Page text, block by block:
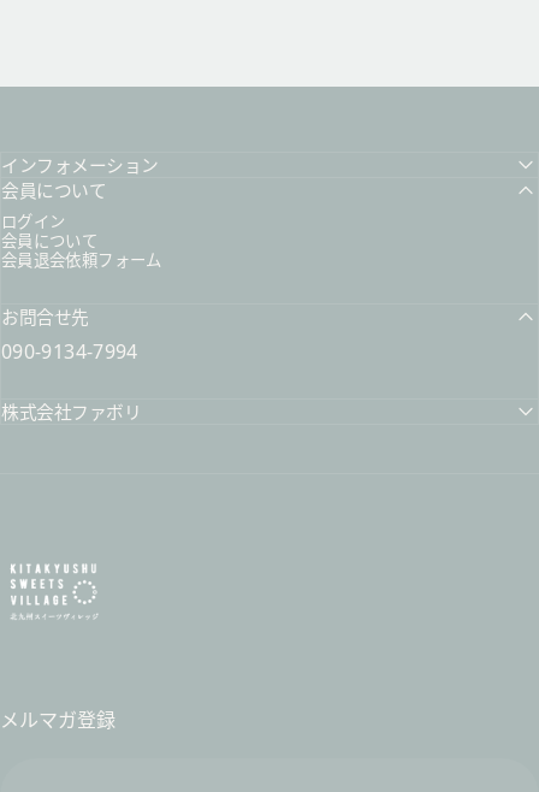
インフォメーション
会員について
ログイン
会員について
会員退会依頼フォーム
お問合せ先
090-9134-7994
株式会社ファボリ
メルマガ登録